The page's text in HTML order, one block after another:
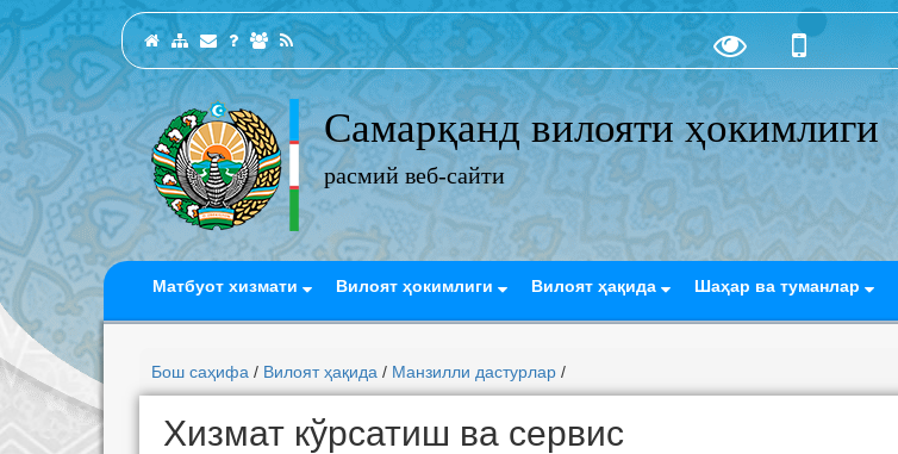
Самарқанд вилояти ҳокимлиги
расмий веб-сайти
Матбуот хизмати Вилоят ҳокимлиги Вилоят ҳақида Шаҳар ва туманлар
Бош саҳифа / Вилоят ҳақида / Манзилли дастурлар /
Хизмат кўрсатиш ва сервис